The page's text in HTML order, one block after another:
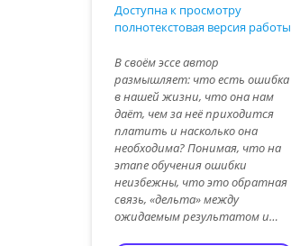
Доступна к просмотру
полнотекстовая версия работы
В своём эссе автор
размышляет: что есть ошибка
в нашей жизни, что она нам
даёт, чем за неё приходится
платить и насколько она
необходима? Понимая, что на
этапе обучения ошибки
неизбежны, что это обратная
связь, «дельта» между
ожидаемым результатом и…